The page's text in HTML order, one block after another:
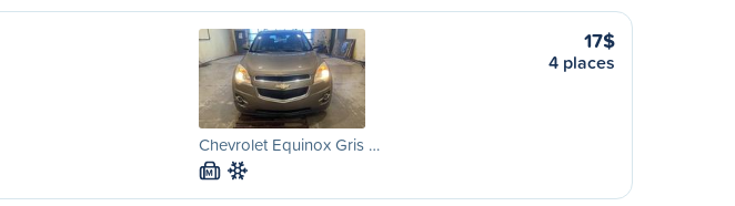
Chevrolet Equinox Gris …
M
17$
4 places